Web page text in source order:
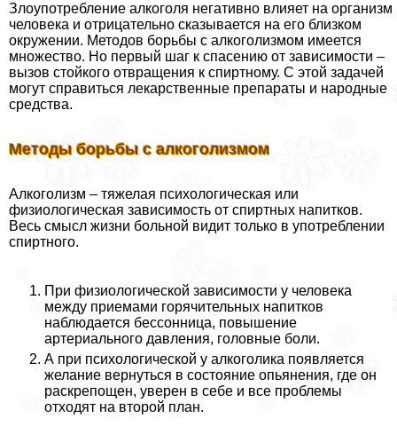
Злоупотрeбление алкоголя негативно влияет на организм
человека и отрицательно сказывается на его близком
окружении. Методов борьбы с алкоголизмом имеется
множество. Но первый шаг к спасению от зависимости –
вызов стойкого отвращения к спиртному. С этой задачей
могут справиться лекарственные препараты и народные
средства.
Методы борьбы с алкоголизмом
Алкоголизм – тяжелая психологическая или
физиологическая зависимость от спиртных напитков.
Весь смысл жизни больной видит только в употрeблении
спиртного.
При физиологической зависимости у человека
между приемами горячительных напитков
наблюдается бессонница, повышение
артериального давления, головные боли.
А при психологической у алкоголика появляется
желание вернуться в состояние опьянения, где он
раскрепощен, уверен в себе и все проблемы
отходят на второй план.